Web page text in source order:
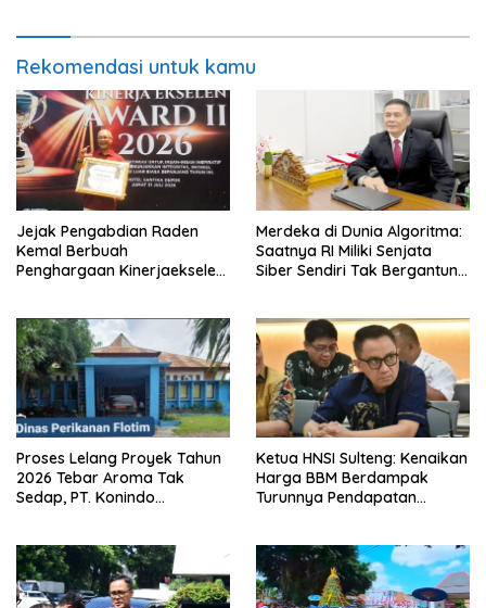
Rekomendasi untuk kamu
Jejak Pengabdian Raden
Kemal Berbuah
Penghargaan Kinerjaekselen
Merdeka di Dunia Algoritma:
Saatnya RI Miliki Senjata
Siber Sendiri Tak Bergantung
Proses Lelang Proyek Tahun
2026 Tebar Aroma Tak
Sedap, PT. Konindo
Ketua HNSI Sulteng: Kenaikan
Harga BBM Berdampak
Turunnya Pendapatan